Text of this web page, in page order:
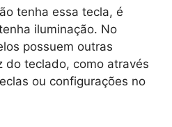
tenha essa tecla, é
iluminação. No
possuem outras
do teclado, como através
ou configurações no